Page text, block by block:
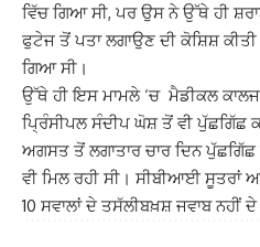
ਵਿੱਚ ਗਿਆ ਸੀ, ਪਰ ਉਸ ਨੇ ਉੱਥੇ ਹੀ
ਫੁਟੇਜ ਤੋਂ ਪਤਾ ਲਗਾਉਣ ਦੀ ਕੋਸ਼ਿਸ਼
ਗਿਆ ਸੀ।
ਉੱਥੇ ਹੀ ਇਸ ਮਾਮਲੇ ‘ਚ ਮੈਡੀਕਲ
ਪ੍ਰਿੰਸੀਪਲ ਸੰਦੀਪ ਘੋਸ਼ ਤੋਂ ਵੀ ਪੁੱਛਗਿੱਛ
ਅਗਸਤ ਤੋਂ ਲਗਾਤਾਰ ਚਾਰ ਦਿਨ
ਵੀ ਮਿਲ ਰਹੀ ਸੀ। ਸੀਬੀਆਈ ਸੂਤਰਾਂ
10 ਸਵਾਲਾਂ ਦੇ ਤਸੱਲੀਬਖ਼ਸ਼ ਜਵਾਬ ਨਹੀਂ